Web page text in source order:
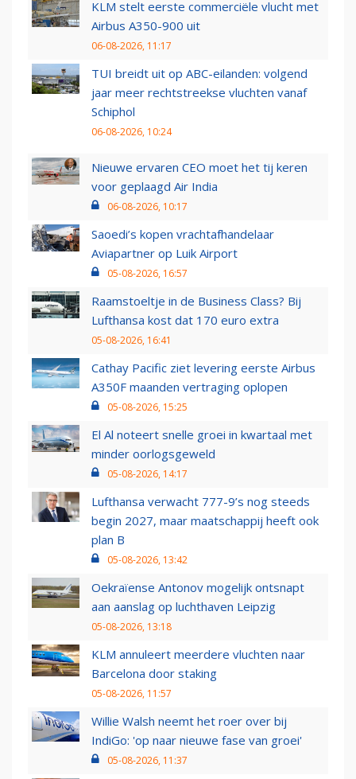
KLM stelt eerste commerciële vlucht met
Airbus A350-900 uit
06-08-2026, 11:17
TUI breidt uit op ABC-eilanden: volgend
jaar meer rechtstreekse vluchten vanaf
Schiphol
06-08-2026, 10:24
Nieuwe ervaren CEO moet het tij keren
voor geplaagd Air India
06-08-2026, 10:17
Saoedi’s kopen vrachtafhandelaar
Aviapartner op Luik Airport
05-08-2026, 16:57
Raamstoeltje in de Business Class? Bij
Lufthansa kost dat 170 euro extra
05-08-2026, 16:41
Cathay Pacific ziet levering eerste Airbus
A350F maanden vertraging oplopen
05-08-2026, 15:25
El Al noteert snelle groei in kwartaal met
minder oorlogsgeweld
05-08-2026, 14:17
Lufthansa verwacht 777-9’s nog steeds
begin 2027, maar maatschappij heeft ook
plan B
05-08-2026, 13:42
Oekraïense Antonov mogelijk ontsnapt
aan aanslag op luchthaven Leipzig
05-08-2026, 13:18
KLM annuleert meerdere vluchten naar
Barcelona door staking
05-08-2026, 11:57
Willie Walsh neemt het roer over bij
IndiGo: 'op naar nieuwe fase van groei'
05-08-2026, 11:37